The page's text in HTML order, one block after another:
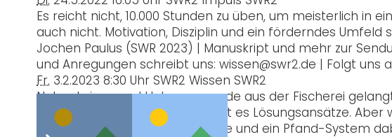
Es reicht nicht, 10.000 Stunden zu üben, um meisterlich in
auch nicht. Motivation, Disziplin und ein förderndes Umfeld
Jochen Paulus (SWR 2023) | Manuskript und mehr zur
und Anregungen schreibt uns: wissen@swr2.de | Folgt uns
Fr. 3.2.2023 8:30 Uhr SWR2 Wissen SWR2
Netze, Leinen und Haken – gerade aus der Fischerei
diese Mengen zu reduzieren, gibt es Lösungsansätze.
bessere Markierungen der Netze und ein Pfand-System